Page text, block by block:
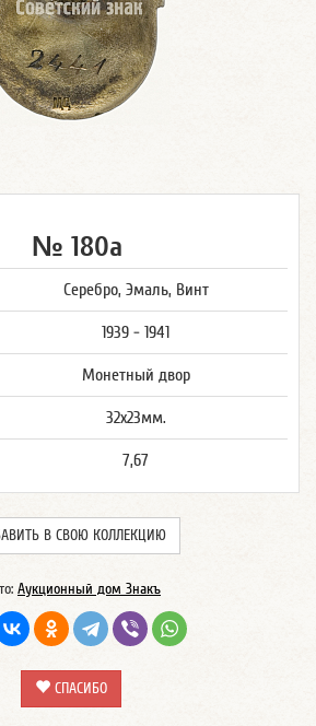
№ 180а
Серебро, Эмаль, Винт
1939 - 1941
Монетный двор
32x23мм.
7,67
В СВОЮ КОЛЛЕКЦИЮ
Аукционный дом Знакъ
СПАСИБО